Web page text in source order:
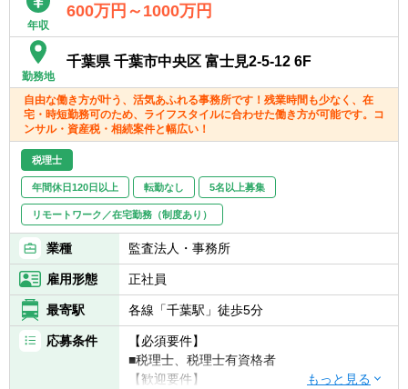
※その他お客様や職員の要望により導入する
可能性あり
年収
600万円～1000万円
勤務地
千葉県 千葉市中央区 富士見2-5-12 6F
自由な働き方が叶う、活気あふれる事務所です！残業時間も少なく、在
宅・時短勤務可のため、ライフスタイルに合わせた働き方が可能です。コ
ンサル・資産税・相続案件と幅広い！
税理士
年間休日120日以上 転勤なし 5名以上募集
リモートワーク／在宅勤務（制度あり）
業種 監査法人・事務所
雇用形態 正社員
最寄駅 各線「千葉駅」徒歩5分
応募条件
【必須要件】
■税理士、税理士有資格者
【歓迎要件】